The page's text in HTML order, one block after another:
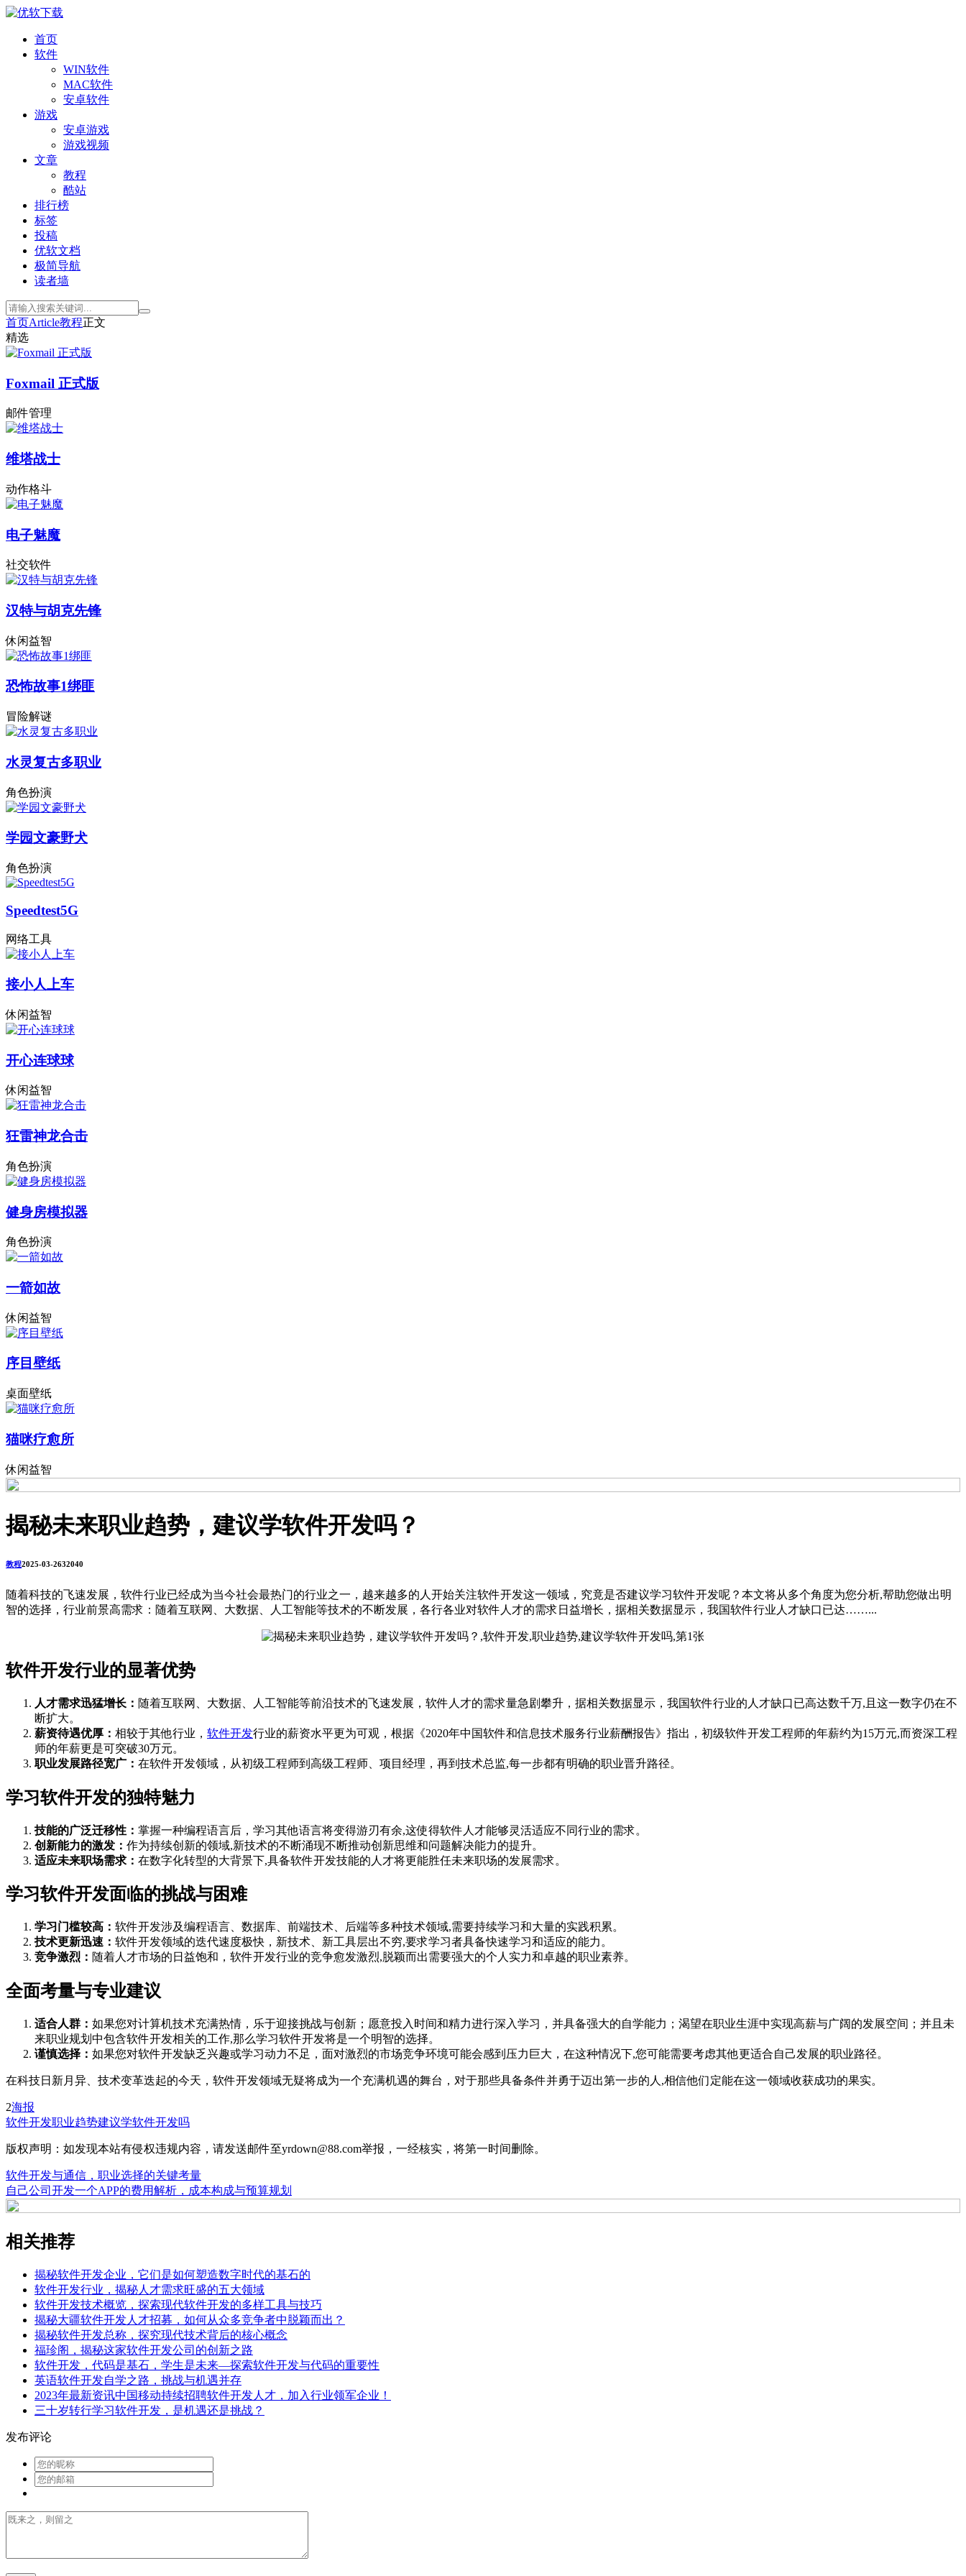
首页
软件
WIN软件
MAC软件
安卓软件
游戏
安卓游戏
游戏视频
文章
教程
酷站
排行榜
标签
投稿
优软文档
极简导航
读者墙
首页Article教程正文
精选
Foxmail 正式版
邮件管理
维塔战士
动作格斗
电子魅魔
社交软件
汉特与胡克先锋
休闲益智
恐怖故事1绑匪
冒险解谜
水灵复古多职业
角色扮演
学园文豪野犬
角色扮演
Speedtest5G
网络工具
接小人上车
休闲益智
开心连球球
休闲益智
狂雷神龙合击
角色扮演
健身房模拟器
角色扮演
一箭如故
休闲益智
序目壁纸
桌面壁纸
猫咪疗愈所
休闲益智
揭秘未来职业趋势，建议学软件开发吗？
教程2025-03-2632040
随着科技的飞速发展，软件行业已经成为当今社会最热门的行业之一，越来越多的人开始关注软件开发这一领域，究竟是否建议学习软件开发呢？本文将从多个角度为您分析,帮助您做出明
智的选择，行业前景高需求：随着互联网、大数据、人工智能等技术的不断发展，各行各业对软件人才的需求日益增长，据相关数据显示，我国软件行业人才缺口已达……...
软件开发行业的显著优势
人才需求迅猛增长： 随着互联网、大数据、人工智能等前沿技术的飞速发展，软件人才的需求量急剧攀升，据相关数据显示，我国软件行业的人才缺口已高达数千万,且这一数字仍在不
断扩大。
薪资待遇优厚： 相较于其他行业， 软件开发行业的薪资水平更为可观，根据《2020年中国软件和信息技术服务行业薪酬报告》指出，初级软件开发工程师的年薪约为15万元,而资深工程
师的年薪更是可突破30万元。
职业发展路径宽广： 在软件开发领域，从初级工程师到高级工程师、项目经理，再到技术总监,每一步都有明确的职业晋升路径。
学习软件开发的独特魅力
技能的广泛迁移性： 掌握一种编程语言后，学习其他语言将变得游刃有余,这使得软件人才能够灵活适应不同行业的需求。
创新能力的激发： 作为持续创新的领域,新技术的不断涌现不断推动创新思维和问题解决能力的提升。
适应未来职场需求： 在数字化转型的大背景下,具备软件开发技能的人才将更能胜任未来职场的发展需求。
学习软件开发面临的挑战与困难
学习门槛较高： 软件开发涉及编程语言、数据库、前端技术、后端等多种技术领域,需要持续学习和大量的实践积累。
技术更新迅速： 软件开发领域的迭代速度极快，新技术、新工具层出不穷,要求学习者具备快速学习和适应的能力。
竞争激烈： 随着人才市场的日益饱和，软件开发行业的竞争愈发激烈,脱颖而出需要强大的个人实力和卓越的职业素养。
全面考量与专业建议
适合人群： 如果您对计算机技术充满热情，乐于迎接挑战与创新；愿意投入时间和精力进行深入学习，并具备强大的自学能力；渴望在职业生涯中实现高薪与广阔的发展空间；并且未
来职业规划中包含软件开发相关的工作,那么学习软件开发将是一个明智的选择。
谨慎选择： 如果您对软件开发缺乏兴趣或学习动力不足，面对激烈的市场竞争环境可能会感到压力巨大，在这种情况下,您可能需要考虑其他更适合自己发展的职业路径。
在科技日新月异、技术变革迭起的今天，软件开发领域无疑将成为一个充满机遇的舞台，对于那些具备条件并勇于迈出第一步的人,相信他们定能在这一领域收获成功的果实。
2海报
软件开发职业趋势建议学软件开发吗
版权声明：如发现本站有侵权违规内容，请发送邮件至yrdown@88.com举报，一经核实，将第一时间删除。
软件开发与通信，职业选择的关键考量
自己公司开发一个APP的费用解析，成本构成与预算规划
相关推荐
揭秘软件开发企业，它们是如何塑造数字时代的基石的
软件开发行业，揭秘人才需求旺盛的五大领域
软件开发技术概览，探索现代软件开发的多样工具与技巧
揭秘大疆软件开发人才招募，如何从众多竞争者中脱颖而出？
揭秘软件开发总称，探究现代技术背后的核心概念
福珍阁，揭秘这家软件开发公司的创新之路
软件开发，代码是基石，学生是未来—探索软件开发与代码的重要性
英语软件开发自学之路，挑战与机遇并存
2023年最新资讯中国移动持续招聘软件开发人才，加入行业领军企业！
三十岁转行学习软件开发，是机遇还是挑战？
发布评论